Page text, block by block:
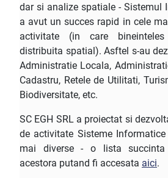
dar si analize spatiale - Sistemul
a avut un succes rapid in cele
activitate (in care
distribuita spatial). Asftel s-au
Administratie Locala,
Cadastru, Retele de Utilitati,
Biodiversitate, etc.
SC EGH SRL a proiectat si
de activitate Sisteme
mai diverse - o lista
acestora putand fi accesata aici.